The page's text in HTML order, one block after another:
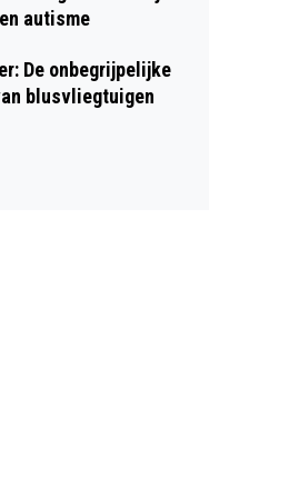
autisme
De onbegrijpelijke
blusvliegtuigen